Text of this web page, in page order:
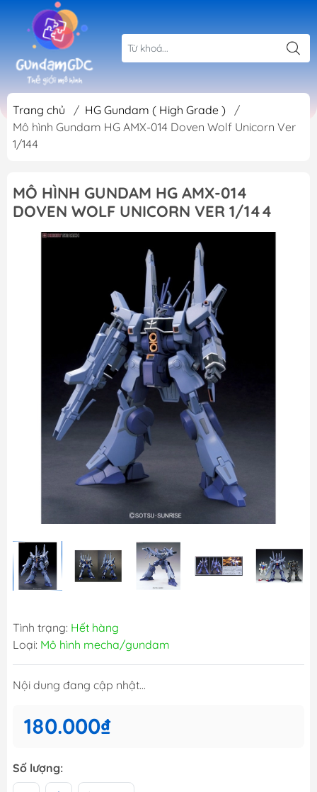
Trang chủ / HG Gundam ( High Grade )
/
Mô hình Gundam HG AMX-014 Doven Wolf Unicorn Ver
1/144
MÔ HÌNH GUNDAM HG AMX-014
DOVEN WOLF UNICORN VER 1/144
Tình trạng: Hết hàng
Loại: Mô hình mecha/gundam
Nội dung đang cập nhật...
180.000₫
Số lượng: